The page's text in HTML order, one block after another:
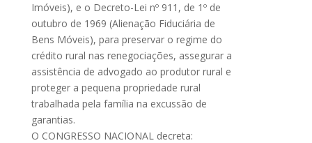
Imóveis), e o Decreto-Lei nº 911, de 1º de
outubro de 1969 (Alienação Fiduciária de
Bens Móveis), para preservar o regime do
crédito rural nas renegociações, assegurar a
assistência de advogado ao produtor rural e
proteger a pequena propriedade rural
trabalhada pela família na excussão de
garantias.
O CONGRESSO NACIONAL decreta: